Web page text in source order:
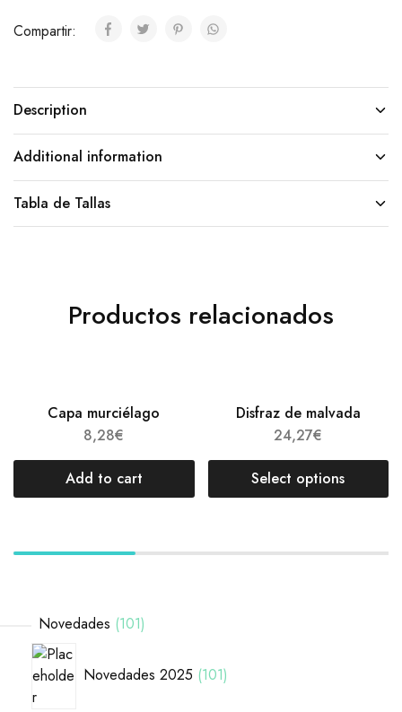
Compartir:
Description
Additional information
Tabla de Tallas
Productos relacionados
Capa murciélago
8,28€
Add to cart
Disfraz de malvada
24,27€
Select options
Novedades 101
Novedades 2025 101